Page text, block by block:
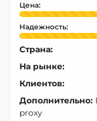
Цена:
Надежность:
Страна:
На рынке:
Клиентов:
Дополнительно:
proxy